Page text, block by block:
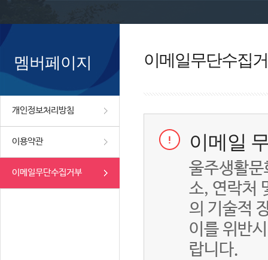
멤버페이지
개인정보처리방침
이용약관
이메일무단수집거부
이메일무단수집
이메일
울주생활
소, 연락처
의 기술적
이를 위반
랍니다.